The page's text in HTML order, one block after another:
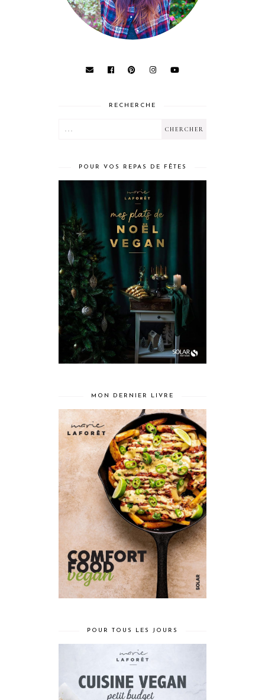
RECHERCHE
POUR VOS REPAS DE FÊTES
MON DERNIER LIVRE
POUR TOUS LES JOURS